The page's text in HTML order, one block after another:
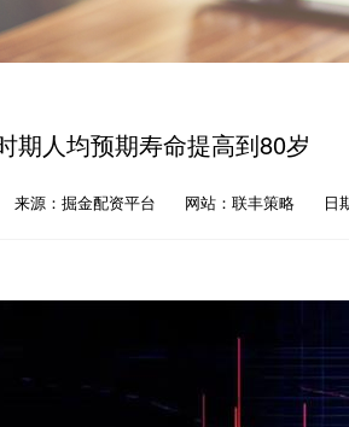
期人均预期寿命提高到80岁
来源：掘金配资平台 网站：联丰策略 日